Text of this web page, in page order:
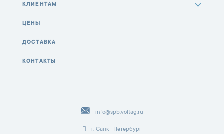
КЛИЕНТАМ
ЦЕНЫ
ДОСТАВКА
КОНТАКТЫ
info@spb.voltag.ru
г. Санкт-Петербург